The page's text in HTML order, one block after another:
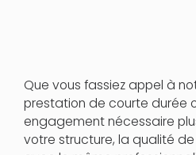
Que vous fassiez appel à
prestation de courte durée
engagement nécessaire
votre structure, la qualité